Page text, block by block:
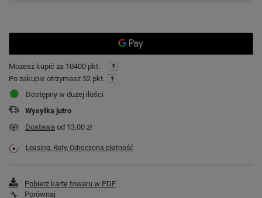
Możesz kupić za 10400 pkt.
Po zakupie otrzymasz 52 pkt.
Dostępny w dużej ilości
Wysyłka jutro
Dostawa od 13,00 zł
Leasing, Raty, Odroczona płatność
Pobierz kartę towaru w PDF
Porównaj